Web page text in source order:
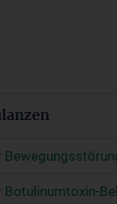
Botulinumtoxin-